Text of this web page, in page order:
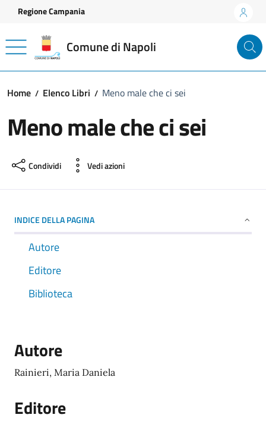
Vai ai contenuti
Vai al footer
Regione Campania
Comune di Napoli
Home Elenco Libri Meno male che ci sei
Meno male che ci sei
Condividi Vedi azioni
INDICE DELLA PAGINA
Autore
Editore
Biblioteca
Autore
Rainieri, Maria Daniela
Editore